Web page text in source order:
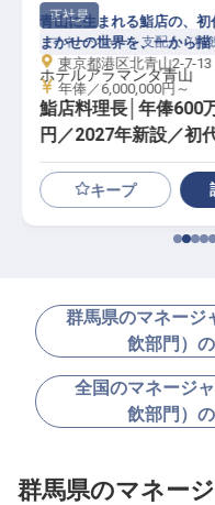
正社員
マネージャー・支配人（料
ホテルアラマンダ青山
鮨店料理長│年俸600
円／2027年新設／初
て味と哲学をつくる
青山に生まれる鮨店の、
まかせの世界を、一から描
東京都港区北青山2-7-13 プ
年俸／6,000,000円～
キープ
群馬県のマネージ
飲部門）
全国のマネージ
飲部門）
群馬県のマネー